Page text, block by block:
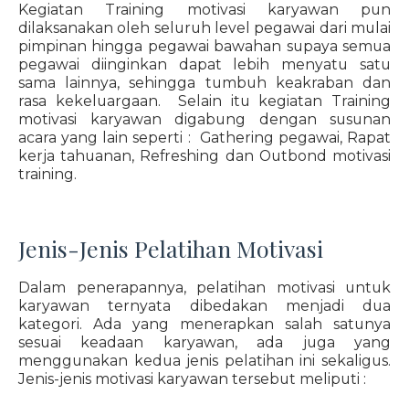
Kegiatan Training motivasi karyawan pun
dilaksanakan oleh seluruh level pegawai dari mulai
pimpinan hingga pegawai bawahan supaya semua
pegawai diinginkan dapat lebih menyatu satu
sama lainnya, sehingga tumbuh keakraban dan
rasa kekeluargaan. Selain itu kegiatan Training
motivasi karyawan digabung dengan susunan
acara yang lain seperti : Gathering pegawai, Rapat
kerja tahuanan, Refreshing dan Outbond motivasi
training.
Jenis-Jenis Pelatihan Motivasi
Dalam penerapannya, pelatihan motivasi untuk
karyawan ternyata dibedakan menjadi dua
kategori. Ada yang menerapkan salah satunya
sesuai keadaan karyawan, ada juga yang
menggunakan kedua jenis pelatihan ini sekaligus.
Jenis-jenis motivasi karyawan tersebut meliputi :